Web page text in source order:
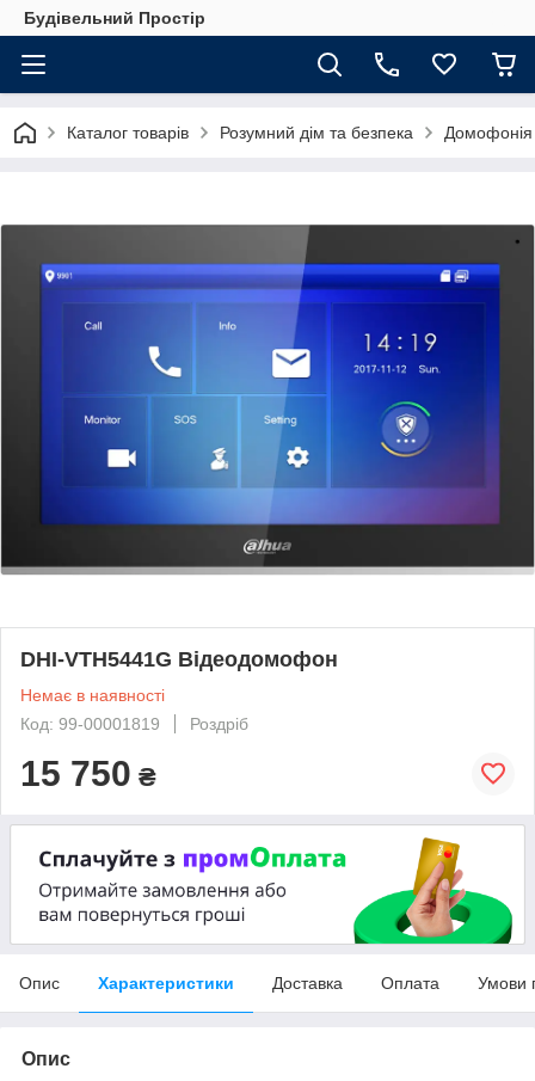
Будівельний Простір
Каталог товарів Розумний дім та безпека Домофонія
DHI-VTH5441G Відеодомофон
Немає в наявності
Код: 99-00001819
Роздріб
15 750 ₴
Опис Характеристики Доставка Оплата Умови
Опис